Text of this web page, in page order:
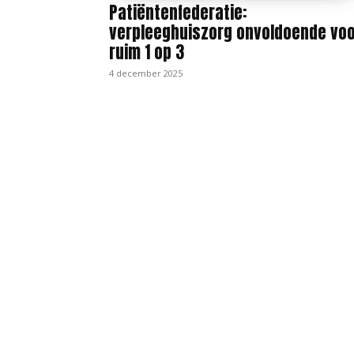
Patiëntenfederatie:
verpleeghuiszorg onvoldoende
ruim 1 op 3
4 december 2025